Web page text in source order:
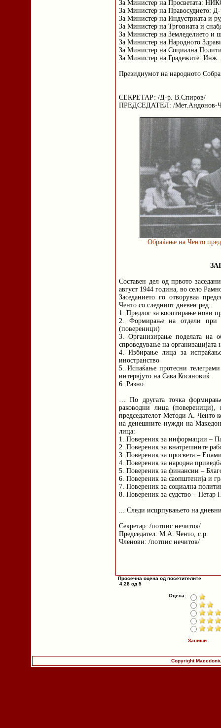
За Министер на Просветата:
За Министер на
За Министер на Индустриата и
За Министер на Трговиата и
За Министер на Земледелието
За Министер на Народното
За Министер на Социална
За Министер на Градежите:
Президиумот на народното
СЕКРЕТАР: /Д-р. В.Спиров/
ПРЕДСЕДАТЕЛ: /Мет.Андонов-
Обраќање на Ченто
Составен дел од првото
август 1944 година, во село
Заседанието го отворуваа
Ченто со следниот дневен ред:
1. Предлог за кооптирање нови
2. Формирање на отдели при
(повереници)
3. Организирање поделата на
спроведување на
4. Избирање лица за
иностранство
5. Испаќање протесни
интервјуто на Сава Косановиќ
6. Разно
… По другата точка
раководни лица (повереници),
председателот Методи А. Ченто
на денешните нужди на
лица:
1. Повереник за информации –
2. Повереник за внатрешните
3. Повереник за просвета –
4. Повереник за народна
5. Повереник за финансии –
6. Повереник за саопштенија и
7. Повереник за социална
8. Повереник за судство – Петар
... Следи исцрпувањето на
Секретар: /потпис нечиток/
Председател: М.А. Ченто, с.р.
Членови: /потпис нечиток/
Просечна оцена од посетителите
4,28 од 5
Оцена:
Запиши
Copyright